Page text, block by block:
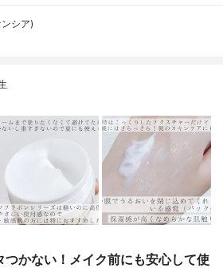
シア)
つかない！メイク前にも安心して使